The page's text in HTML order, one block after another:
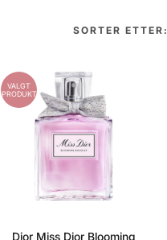
SORTER ETTER:
VALGT
PRODUKT
Dior Miss Dior Blooming